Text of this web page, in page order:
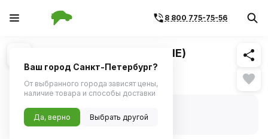
8 800 775-75-56
1/1 Похожие
Головка TORX E20 1/2" (AIRLINE)
В наличии
Код товара:1099229
Артикул:
atbs12
Ваш город Санкт-Петербург?
От выбранного города зависят цены,
наличие товара и способы доставки
Да, верно Выбрать другой